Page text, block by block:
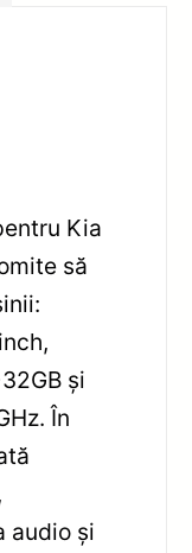
Kia
să
și
În
audio și